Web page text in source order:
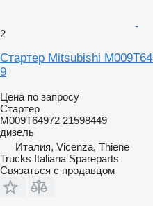
2
Стартер Mitsubishi
9
Цена по запросу
Стартер
M009T64972 21598449
дизель
Италия, Vicenza, Thiene
Trucks Italiana Spareparts
Связаться с продавцом